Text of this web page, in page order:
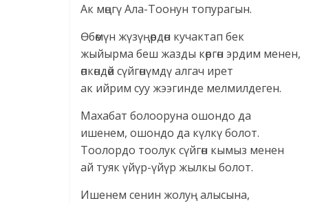
Ак мөңгү Ала-Тоонун топурагын.
Өбөмүн жүзүңөрдөн кучактап бек
жыйырма беш жазды көргөн эрдим менен,
өпкөндөй сүйгөнүмдү алгач ирет
ак ийрим суу жээгинде мелмилдеген.
Махабат болооруна ошондо да
ишенем, ошондо да күлкү болот.
Тоолордо тоолук сүйгөн кымыз менен
ай туяк үйүр-үйүр жылкы болот.
Ишенем сенин жолуң алысына,